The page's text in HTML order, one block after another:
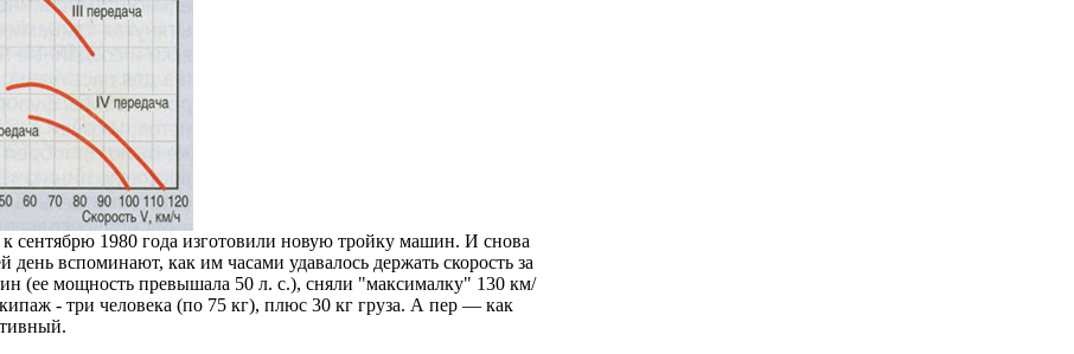
сентябрю 1980 года изготовили новую тройку машин. И снова
вспоминают, как им часами удавалось держать скорость за
(ее мощность превышала 50 л. с.), сняли "максималку" 130 км/
- три человека (по 75 кг), плюс 30 кг груза. А пер — как